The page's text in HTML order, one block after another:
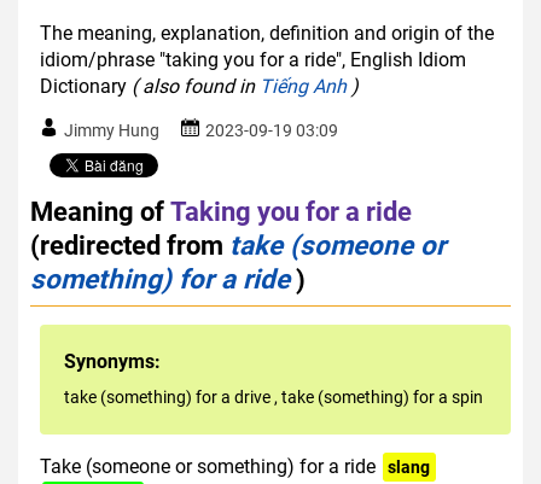
The meaning, explanation, definition and origin of the
idiom/phrase "taking you for a ride", English Idiom
Dictionary ( also found in Tiếng Anh)
Jimmy Hung 2023-09-19 03:09
Meaning ofTaking you for a ride
(redirected from take (someone or
something) for a ride)
Synonyms:
take (something) for a drive , take (something) for a spin
Take (someone or something) for a ride
slang